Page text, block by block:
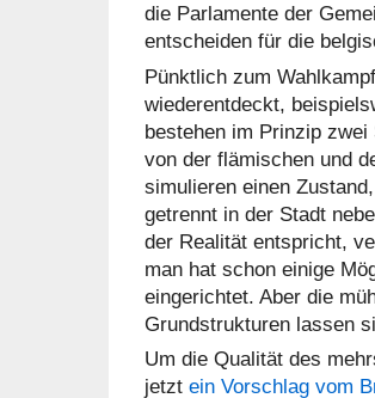
die Parlamente der
entscheiden für die
Pünktlich zum
wiederentdeckt,
bestehen im Prinzip
von der flämischen und
simulieren einen
getrennt in der Stadt
der Realität entspricht,
man hat schon einige
eingerichtet. Aber die
Grundstrukturen lassen
Um die Qualität des
jetzt ein Vorschlag vom